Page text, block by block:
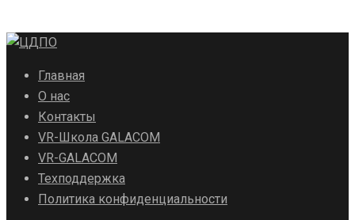
Главная
О нас
Контакты
VR-Школа GALACOM
VR-GALACOM
Техподдержка
Политика конфиденциальности